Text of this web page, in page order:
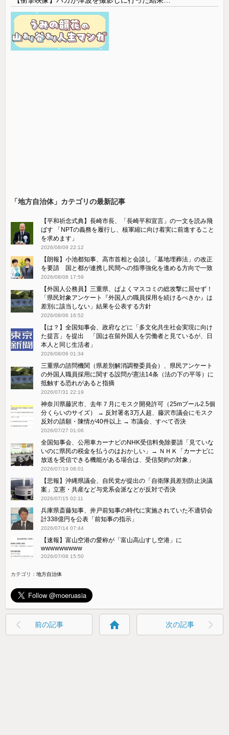
「地方自治体」カテゴリの最新記事
【平和祈念式典】長崎市長、「長崎平和宣言」の一文を読み飛
ばす 「NPTの義務を履行し、核軍縮に向け着実に前進すること
を求めます」
2026/08/09 22:12
【朗報】小池都知事、高市首相と会談し「墓地埋葬法」の改正
を要請 国と都が連携し民間への指導強化を進める方向で一致
2026/08/08 17:59
【外国人公務員】三重県、ぱよくマスコミの総攻撃に屈せず！
「県民対象アンケート『外国人の職員採用を続けるべきか』は
差別に該当しない」結果を公表する方針
2026/08/06 16:52
【は？】全国知事会、政府などに「多文化共生社会実現に向け
た提言」を提出 「国は在留外国人を労働者と見ているが、日
本人と同じ生活者」
2026/08/06 01:34
三重県の諮問機関（県差別解消調整委員会）、県民アンケート
の外国人職員採用に関する設問が憲法14条（法の下の平等）に
抵触する恐れがあると指摘
2026/07/31 22:19
神奈川県藤沢市、去年７月にモスク開発許可（25mプール2.5個
分くらいのサイズ） → 反対署名3万人超、藤沢市議会にモスク
反対の請願・陳情が40件以上 → 市議会、すべて否決
2026/07/27 01:06
全国知事会、公用車カーナビのNHK受信料免除要請「見ていな
いのに県民の税金を払うのはおかしい」→ ＮＨＫ「カーナビに
放送を受信できる機能がある場合は、受信契約の対象」
2026/07/19 08:01
【悲報】沖縄県議会、自民党が提出の「自衛隊員差別防止決議
案」立憲・共産など与党系会派などが反対で否決
2026/07/15 02:11
兵庫県斎藤知事、井戸前知事の時代に実施されていた不適切会
計338億円を公表「前知事の指示」
2026/07/14 07:44
【速報】富山空港の愛称が「富山高山すし空港」に
wwwwwwwww
2026/07/08 15:50
カテゴリ：地方自治体
前の記事 home 次の記事